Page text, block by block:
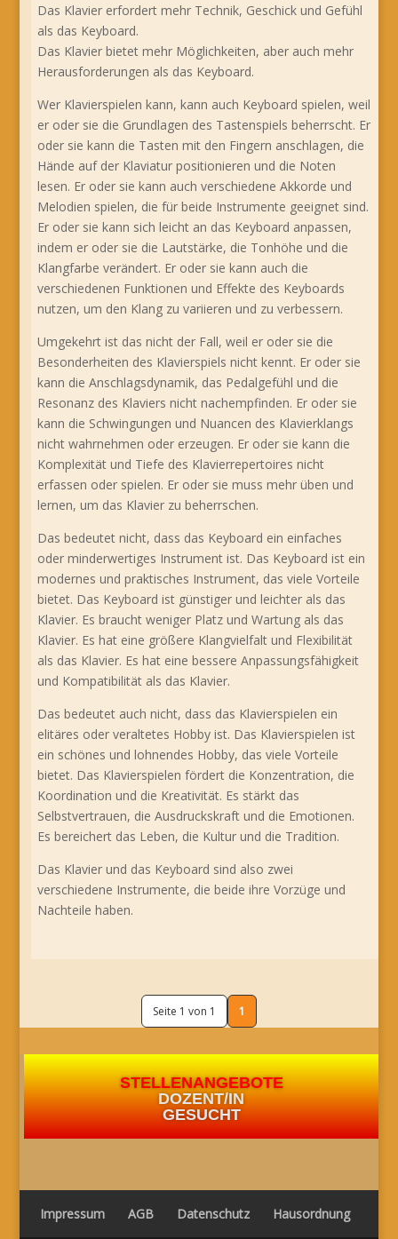
Das Klavier erfordert mehr Technik, Geschick und Gefühl
als das Keyboard.
Das Klavier bietet mehr Möglichkeiten, aber auch mehr
Herausforderungen als das Keyboard.
Wer Klavierspielen kann, kann auch Keyboard spielen, weil
er oder sie die Grundlagen des Tastenspiels beherrscht. Er
oder sie kann die Tasten mit den Fingern anschlagen, die
Hände auf der Klaviatur positionieren und die Noten
lesen. Er oder sie kann auch verschiedene Akkorde und
Melodien spielen, die für beide Instrumente geeignet sind.
Er oder sie kann sich leicht an das Keyboard anpassen,
indem er oder sie die Lautstärke, die Tonhöhe und die
Klangfarbe verändert. Er oder sie kann auch die
verschiedenen Funktionen und Effekte des Keyboards
nutzen, um den Klang zu variieren und zu verbessern.
Umgekehrt ist das nicht der Fall, weil er oder sie die
Besonderheiten des Klavierspiels nicht kennt. Er oder sie
kann die Anschlagsdynamik, das Pedalgefühl und die
Resonanz des Klaviers nicht nachempfinden. Er oder sie
kann die Schwingungen und Nuancen des Klavierklangs
nicht wahrnehmen oder erzeugen. Er oder sie kann die
Komplexität und Tiefe des Klavierrepertoires nicht
erfassen oder spielen. Er oder sie muss mehr üben und
lernen, um das Klavier zu beherrschen.
Das bedeutet nicht, dass das Keyboard ein einfaches
oder minderwertiges Instrument ist. Das Keyboard ist ein
modernes und praktisches Instrument, das viele Vorteile
bietet. Das Keyboard ist günstiger und leichter als das
Klavier. Es braucht weniger Platz und Wartung als das
Klavier. Es hat eine größere Klangvielfalt und Flexibilität
als das Klavier. Es hat eine bessere Anpassungsfähigkeit
und Kompatibilität als das Klavier.
Das bedeutet auch nicht, dass das Klavierspielen ein
elitäres oder veraltetes Hobby ist. Das Klavierspielen ist
ein schönes und lohnendes Hobby, das viele Vorteile
bietet. Das Klavierspielen fördert die Konzentration, die
Koordination und die Kreativität. Es stärkt das
Selbstvertrauen, die Ausdruckskraft und die Emotionen.
Es bereichert das Leben, die Kultur und die Tradition.
Das Klavier und das Keyboard sind also zwei
verschiedene Instrumente, die beide ihre Vorzüge und
Nachteile haben.
Seite 1 von 1 1
STELLENANGEBOTE
DOZENT/IN
GESUCHT
Impressum AGB Datenschutz Hausordnung